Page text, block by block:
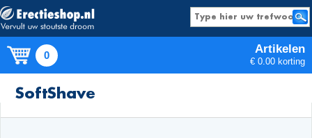
0 Artikelen
€ 0.00 korting
SoftShave